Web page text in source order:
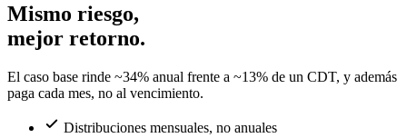
Mismo riesgo,
mejor retorno.
El caso base rinde ~34% anual frente a ~13% de un CDT, y además
paga cada mes, no al vencimiento.
Distribuciones mensuales, no anuales